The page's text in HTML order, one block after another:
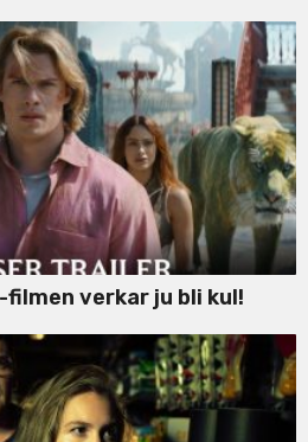
filmen verkar ju bli kul!